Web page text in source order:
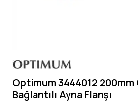
Optimum 3444012 200mm
Bağlantılı Ayna Flanşı